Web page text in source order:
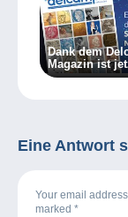
Dank dem
Magazin ist
Weihnachten!
Eine Antwort
Your email
marked *